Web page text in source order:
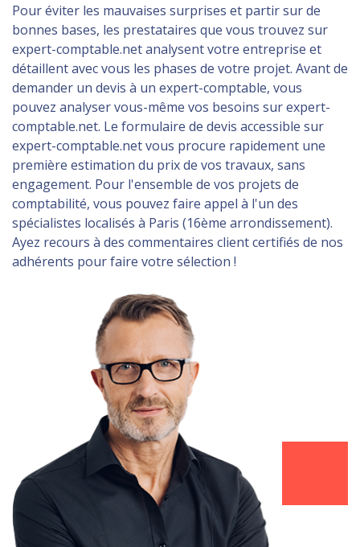
Pour éviter les mauvaises surprises et partir sur de
bonnes bases, les prestataires que vous trouvez sur
expert-comptable.net analysent votre entreprise et
détaillent avec vous les phases de votre projet. Avant de
demander un devis à un expert-comptable, vous
pouvez analyser vous-même vos besoins sur expert-
comptable.net. Le formulaire de devis accessible sur
expert-comptable.net vous procure rapidement une
première estimation du prix de vos travaux, sans
engagement. Pour l'ensemble de vos projets de
comptabilité, vous pouvez faire appel à l'un des
spécialistes localisés à Paris (16ème arrondissement).
Ayez recours à des commentaires client certifiés de nos
adhérents pour faire votre sélection !